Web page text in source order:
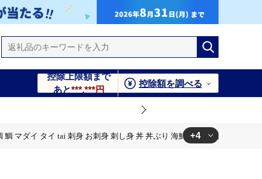
控除上限額まで
あと***,***円
控除額を調べる
マダイ タイ tai 刺身 お刺身 刺し身 丼 丼ぶり 海鮮丼 郷土料理 鯛飯
+4